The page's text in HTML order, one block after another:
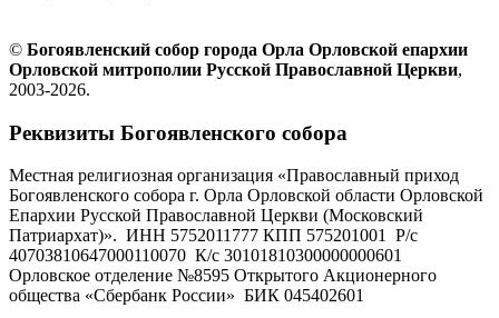
© Богоявленский собор города Орла Орловской епархии
Орловской митрополии Русской Православной Церкви,
2003-2026.
Реквизиты Богоявленского собора
Местная религиозная организация «Православный приход
Богоявленского собора г. Орла Орловской области Орловской
Епархии Русской Православной Церкви (Московский
Патриархат)». ИНН 5752011777 КПП 575201001 Р/с
40703810647000110070 К/с 30101810300000000601
Орловское отделение №8595 Открытого Акционерного
общества «Сбербанк России» БИК 045402601